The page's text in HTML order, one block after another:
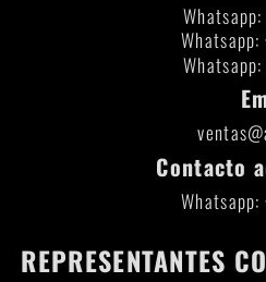
Contacto
REPRESENTANTES